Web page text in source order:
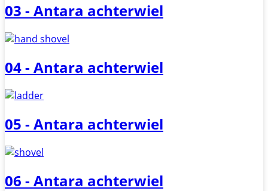
03 - Antara achterwiel
04 - Antara achterwiel
05 - Antara achterwiel
06 - Antara achterwiel